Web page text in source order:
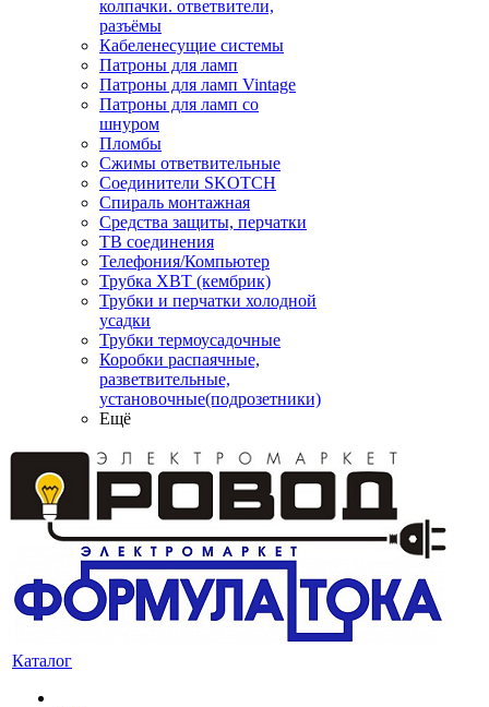
колпачки. ответвители,
разъёмы
Кабеленесущие системы
Патроны для ламп
Патроны для ламп Vintage
Патроны для ламп со
шнуром
Пломбы
Сжимы ответвительные
Соединители SKOTCH
Спираль монтажная
Средства защиты, перчатки
ТВ соединения
Телефония/Компьютер
Трубка ХВТ (кембрик)
Трубки и перчатки холодной
усадки
Трубки термоусадочные
Коробки распаячные,
разветвительные,
установочные(подрозетники)
Ещё
Каталог